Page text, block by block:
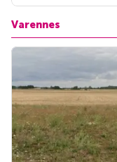
Varennes